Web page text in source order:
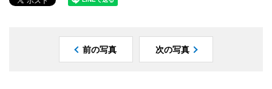
前の写真 次の写真